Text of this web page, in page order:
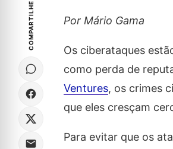
COMPARTILHE Por Mário Gama
Os ciberataques
como perda de
Ventures, os crimes
que eles cresçam
Para evitar que os